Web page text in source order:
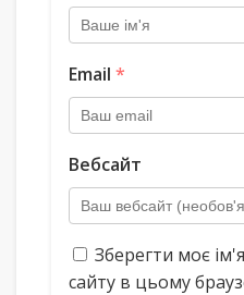
Email *
Вебсайт
Зберегти моє
сайту в цьому